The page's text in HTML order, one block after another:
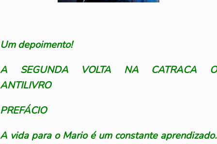
Um depoimento!
A SEGUNDA VOLTA NA CATRACA O
ANTILIVRO
PREFÁCIO
A vida para o Mario é um constante aprendizado.